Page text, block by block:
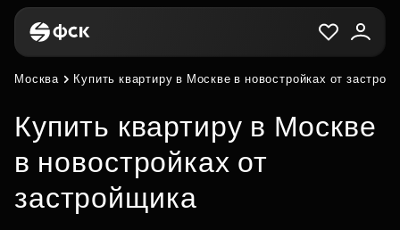
Москва Купить квартиру в Москве в новостройках от
Купить квартиру в Москве
в новостройках от
застройщика